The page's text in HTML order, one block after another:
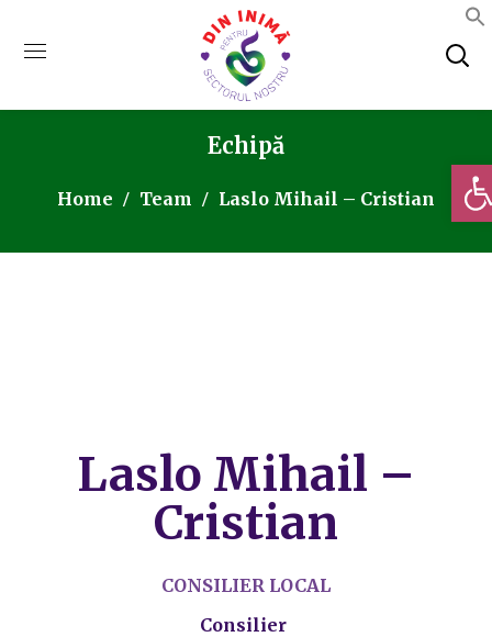
Echipă
Home Team Laslo Mihail – Cristian
Laslo Mihail –
Cristian
CONSILIER LOCAL
Consilier